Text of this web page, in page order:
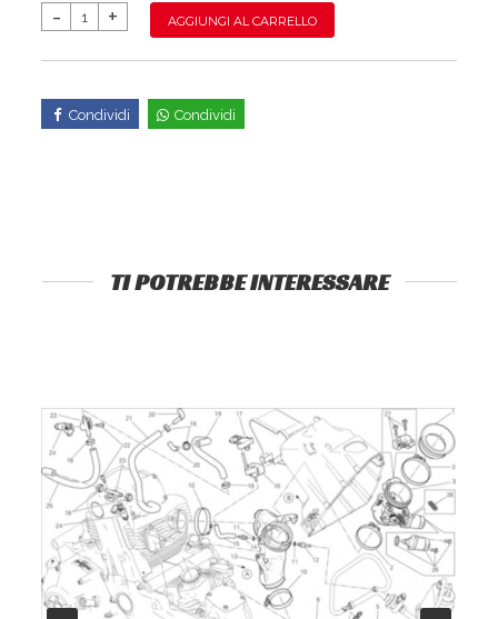
AGGIUNGI AL CARRELLO
Condividi Condividi
TI POTREBBE INTERESSARE